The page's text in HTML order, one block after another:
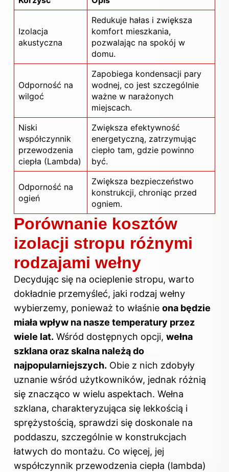
Izolacja
akustyczna
Redukuje hałas i zwiększa
komfort mieszkania,
pozwalając na spokój w
domu.
Odporność na
wilgoć
Zapobiega kondensacji pary
wodnej, co jest szczególnie
ważne w narażonych
miejscach.
Niski
współczynnik
przewodzenia
ciepła (Lambda)
Zwiększa efektywność
energetyczną, zatrzymując
ciepło tam, gdzie powinno
być.
Odporność na
ogień
Zwiększa bezpieczeństwo
konstrukcji, chroniąc przed
ogniem.
Porównanie kosztów
izolacji stropu różnymi
rodzajami wełny
Decydując się na ocieplenie stropu, warto
dokładnie przemyśleć, jaki rodzaj wełny
wybierzemy, ponieważ to właśnie ona będzie
miała wpływ na nasze temperatury przez
wiele lat. Wśród dostępnych opcji, wełna
szklana oraz skalna należą do
najpopularniejszych. Obie z nich zdobyły
uznanie wśród użytkowników, jednak różnią
się znacząco w wielu aspektach. Wełna
szklana, charakteryzująca się lekkością i
sprężystością, sprawdzi się doskonale na
poddaszu, szczególnie w konstrukcjach
łatwych do montażu. Co więcej, jej
współczynnik przewodzenia ciepła (lambda)